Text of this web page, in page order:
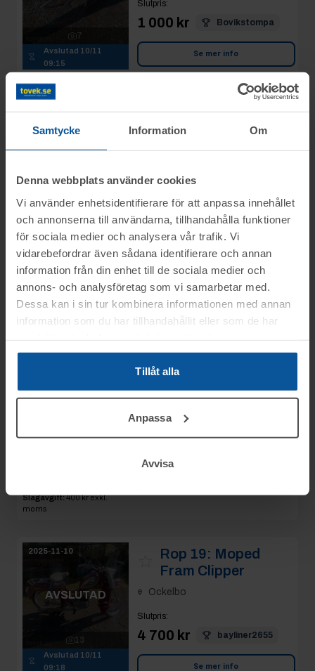
Samtycke Information Om
Denna webbplats använder cookies
Vi använder enhetsidentifierare för att anpassa innehållet
och annonserna till användarna, tillhandahålla funktioner
för sociala medier och analysera vår trafik. Vi
vidarebefordrar även sådana identifierare och annan
information från din enhet till de sociala medier och
annons- och analysföretag som vi samarbetar med.
Dessa kan i sin tur kombinera informationen med annan
information som du har tillhandahållit eller som de har
Tillåt alla
Anpassa
Avvisa
7
Avslutad 10/11
09:15
Slagavgift:
Slutpris:
1 000 kr Bovikstompa
Se mer info
2025-11-10
22
Avslutad10/11
09:16
moms
Rop 17:Mopeder
samt Moped Baghee
1 st
Ockelbo
Slutpris :
8 700 kr Kolpelle
AVSLUTAD
10
Slagavgift:400 krexkl.
moms
Rop 18:
Trampmoped
Crescent
2025-11-10
AVSLUTAD
13
Avslutad 10/11
09:18
Rop 19: Moped
Fram Clipper
Ockelbo
Slutpris:
4 700 kr bayliner2655
Se mer info